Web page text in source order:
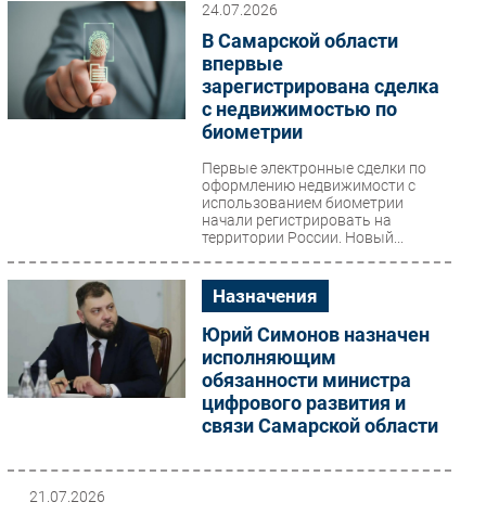
24.07.2026
В Самарской области
впервые
зарегистрирована сделка
с недвижимостью по
биометрии
Первые электронные сделки по
оформлению недвижимости с
использованием биометрии
начали регистрировать на
территории России. Новый...
Назначения
Юрий Симонов назначен
исполняющим
обязанности министра
цифрового развития и
связи Самарской области
21.07.2026